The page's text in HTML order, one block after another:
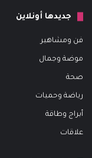
جديدها أونلاين
فن ومشاهير
موضة وجمال
صحة
رياضة وحميات
أبراج وطاقة
علاقات